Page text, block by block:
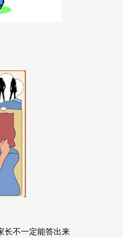
长不一定能答出来